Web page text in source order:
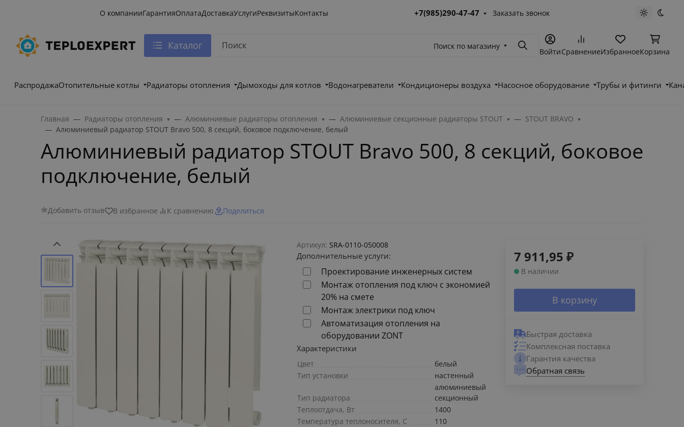
О компанииГарантияОплатаДоставкаУслугиРеквизитыКонтакты +7(985)290-47-47 Заказать звонок Светлая
Каталог Поиск по магазину ПоискВойтиСравнениеИзбранноеКорзина
РаспродажаОтопительные котлы Радиаторы отопления Дымоходы для котлов Водонагреватели Кондиционеры воздуха Насосное оборудование Трубы и фитинги
Главная Радиаторы отопления Алюминиевые радиаторы отопления Алюминиевые секционные радиаторы STOUT
STOUT BRAVO
Алюминиевый радиатор STOUT Bravo 500, 8 секций, боковое подключение, белый
Алюминиевый радиатор STOUT Bravo 500, 8 секций, боковое
подключение, белый
Добавить отзыв В избранное К сравнению Поделиться
Артикул: SRA-0110-050008
Дополнительные услуги:
Проектирование инженерных систем
Монтаж отопления под ключ с экономией
20% на смете
Монтаж электрики под ключ
Автоматизация отопления на
оборудовании ZONT
Характеристики
Цвет
белый
Тип установки
настенный
Тип радиатора
алюминиевый
секционный
Теплоотдача, Вт
1400
Температура теплоносителя, С
110
7 911,95 ₽
В наличии
В корзину
Быстрая доставка
Комплексная поставка
Гарантия качества
Обратная связь